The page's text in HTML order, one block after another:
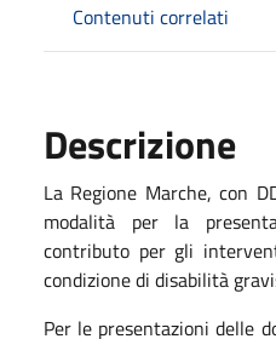
Contenuti correlati
Descrizione
La Regione Marche, con
modalità per la
contributo per gli
condizione di disabilità
Per le presentazioni delle